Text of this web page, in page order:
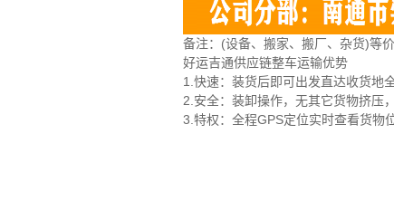
备注： (设备、搬家、搬厂、杂货)等
好运吉通供应链整车运输优势
1.快速：装货后即可出发直达收货地
2.安全：装卸操作，无其它货物挤压
3.特权：全程GPS定位实时查看货物